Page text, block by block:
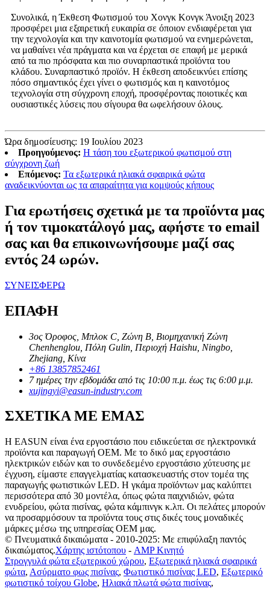
Συνολικά, η Έκθεση Φωτισμού του Χονγκ Κονγκ Άνοιξη 2023
προσφέρει μια εξαιρετική ευκαιρία σε όποιον ενδιαφέρεται για
την τεχνολογία και την καινοτομία φωτισμού να ενημερώνεται,
να μαθαίνει νέα πράγματα και να έρχεται σε επαφή με μερικά
από τα πιο πρόσφατα και πιο συναρπαστικά προϊόντα του
κλάδου. Συναρπαστικό προϊόν. Η έκθεση αποδεικνύει επίσης
πόσο σημαντικός έχει γίνει ο φωτισμός και η καινοτόμος
τεχνολογία στη σύγχρονη εποχή, προσφέροντας ποιοτικές και
ουσιαστικές λύσεις που σίγουρα θα ωφελήσουν όλους.
Ώρα δημοσίευσης: 19 Ιουλίου 2023
Προηγούμενος: Η τάση του εξωτερικού φωτισμού στη
σύγχρονη ζωή
Επόμενος: Τα εξωτερικά ηλιακά σφαιρικά φώτα
αναδεικνύονται ως τα απαραίτητα για κομψούς κήπους
Για ερωτήσεις σχετικά με τα προϊόντα μας
ή τον τιμοκατάλογό μας, αφήστε το email
σας και θα επικοινωνήσουμε μαζί σας
εντός 24 ωρών.
ΣΥΝΕΙΣΦΕΡΩ
ΕΠΑΦΗ
3ος Όροφος, Μπλοκ C, Ζώνη B, Βιομηχανική Ζώνη
Chenhenglou, Πόλη Gulin, Περιοχή Haishu, Ningbo,
Zhejiang, Κίνα
+86 13857852461
7 ημέρες την εβδομάδα από τις 10:00 π.μ. έως τις 6:00 μ.μ.
xujingyi@easun-industry.com
ΣΧΕΤΙΚΑ ΜΕ ΕΜΑΣ
Η EASUN είναι ένα εργοστάσιο που ειδικεύεται σε ηλεκτρονικά
προϊόντα και παραγωγή OEM. Με το δικό μας εργοστάσιο
ηλεκτρικών ειδών και το συνδεδεμένο εργοστάσιο χύτευσης με
έγχυση, είμαστε επαγγελματίας κατασκευαστής στον τομέα της
παραγωγής φωτιστικών LED. Η γκάμα προϊόντων μας καλύπτει
περισσότερα από 30 μοντέλα, όπως φώτα παιχνιδιών, φώτα
ενυδρείου, φώτα πισίνας, φώτα κάμπινγκ κ.λπ. Οι πελάτες μπορούν
να προσαρμόσουν τα προϊόντα τους στις δικές τους μοναδικές
μάρκες μέσω της υπηρεσίας OEM μας.
© Πνευματικά δικαιώματα - 2010-2025: Με επιφύλαξη παντός
δικαιώματος.Χάρτης ιστότοπου - AMP Κινητό
Στρογγυλά φώτα εξωτερικού χώρου, Εξωτερικά ηλιακά σφαιρικά
φώτα, Ασύρματο φως πισίνας, Φωτιστικό πισίνας LED, Εξωτερικό
φωτιστικό τοίχου Globe, Ηλιακά πλωτά φώτα πισίνας,